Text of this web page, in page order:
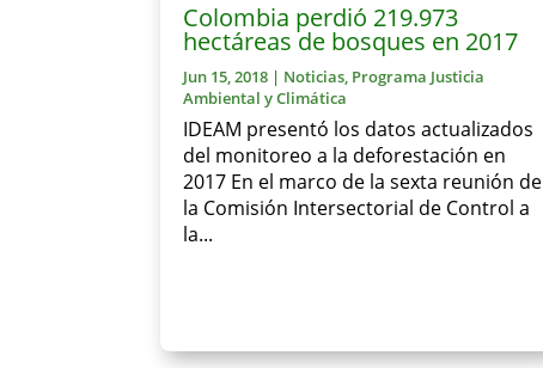
Colombia perdió 219.973
hectáreas de bosques en 2017
Jun 15, 2018 | Noticias, Programa Justicia
Ambiental y Climática
IDEAM presentó los datos actualizados
del monitoreo a la deforestación en
2017 En el marco de la sexta reunión de
la Comisión Intersectorial de Control a
la...